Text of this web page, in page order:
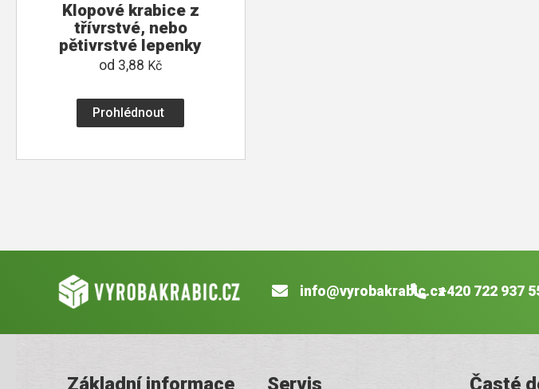
Klopové krabice z
třívrstvé, nebo
pětivrstvé lepenky
od 3,88 Kč
Prohlédnout
info@vyrobakrabic.cz+420 722 937
Základní informace Servis Časté